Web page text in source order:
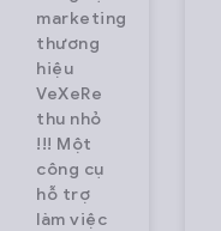
marketing
thương
hiệu
VeXeRe
thu nhỏ
!!! Một
công cụ
hỗ trợ
làm việc